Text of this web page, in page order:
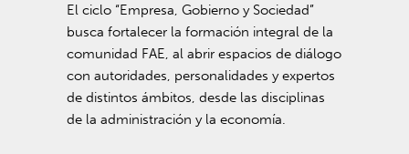
El ciclo “Empresa, Gobierno y Sociedad”
busca fortalecer la formación integral de la
comunidad FAE, al abrir espacios de diálogo
con autoridades, personalidades y expertos
de distintos ámbitos, desde las disciplinas
de la administración y la economía.